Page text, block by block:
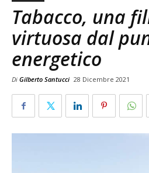
Tabacco, una
virtuosa dal
energetico
Di Gilberto Santucci 28 Dicembre 2021